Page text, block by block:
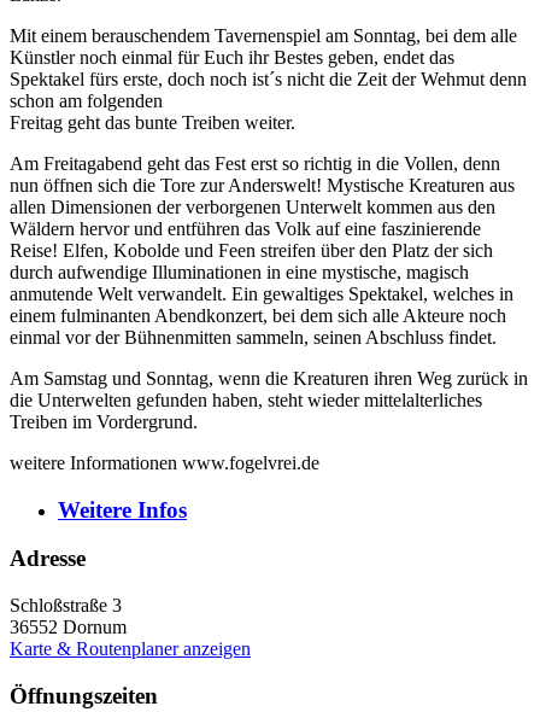
Mit einem berauschendem Tavernenspiel am Sonntag, bei dem alle
Künstler noch einmal für Euch ihr Bestes geben, endet das
Spektakel fürs erste, doch noch ist´s nicht die Zeit der Wehmut denn
schon am folgenden
Freitag geht das bunte Treiben weiter.
Am Freitagabend geht das Fest erst so richtig in die Vollen, denn
nun öffnen sich die Tore zur Anderswelt! Mystische Kreaturen aus
allen Dimensionen der verborgenen Unterwelt kommen aus den
Wäldern hervor und entführen das Volk auf eine faszinierende
Reise! Elfen, Kobolde und Feen streifen über den Platz der sich
durch aufwendige Illuminationen in eine mystische, magisch
anmutende Welt verwandelt. Ein gewaltiges Spektakel, welches in
einem fulminanten Abendkonzert, bei dem sich alle Akteure noch
einmal vor der Bühnenmitten sammeln, seinen Abschluss findet.
Am Samstag und Sonntag, wenn die Kreaturen ihren Weg zurück in
die Unterwelten gefunden haben, steht wieder mittelalterliches
Treiben im Vordergrund.
weitere Informationen www.fogelvrei.de
Weitere Infos
Adresse
Schloßstraße 3
36552 Dornum
Karte & Routenplaner anzeigen
Öffnungszeiten